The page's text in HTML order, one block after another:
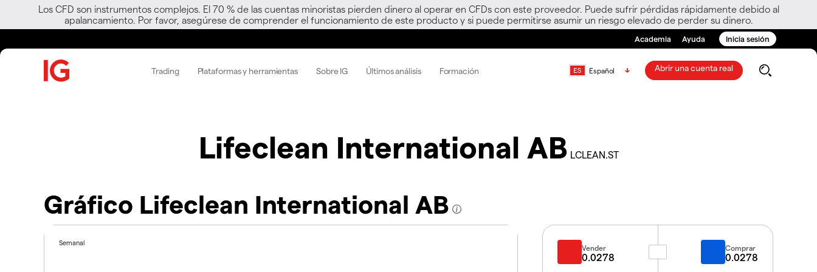
Los CFD son instrumentos complejos. El 70 % de las cuentas minoristas pierden dinero al operar en CFDs con este proveedor. Puede sufrir pérdidas rápidamente debido al
apalancamiento. Por favor, asegúrese de comprender el funcionamiento de este producto y si puede permitirse asumir un riesgo elevado de perder su dinero.
Academia Ayuda Inicia sesión
Trading Plataformas y herramientas Sobre IG Últimos análisis Formación Español Abrir una cuenta real
Lifeclean International AB LCLEAN.ST
Gráfico Lifeclean International AB
Semanal
Vender
0.0278
Comprar
0.0278